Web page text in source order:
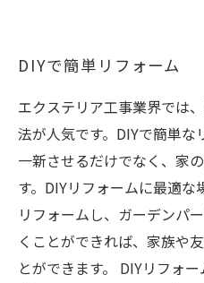
DIYで簡単リフォーム
エクステリア工事業界では
法が人気です。DIYで簡単
一新させるだけでなく、家
す。DIYリフォームに最適
リフォームし、ガーデンパ
くことができれば、家族や
とができます。 DIYリフォ